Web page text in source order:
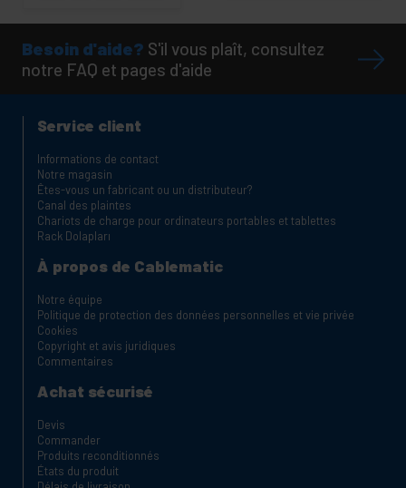
Besoin d'aide? S'il vous plaît, consultez
notre FAQ et pages d'aide
Service client
Informations de contact
Notre magasin
Êtes-vous un fabricant ou un distributeur?
Canal des plaintes
Chariots de charge pour ordinateurs portables et tablettes
Rack Dolapları
À propos de Cablematic
Notre équipe
Politique de protection des données personnelles et vie privée
Cookies
Copyright et avis juridiques
Commentaires
Achat sécurisé
Devis
Commander
Produits reconditionnés
États du produit